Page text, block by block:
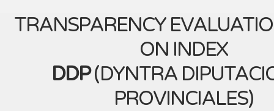
TRANSPARENCY
ON INDEX
DDP(DYNTRA
PROVINCIALES)